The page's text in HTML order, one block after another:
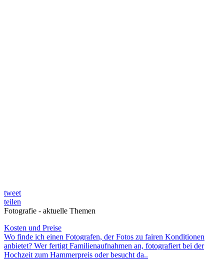
tweet
teilen
Fotografie - aktuelle Themen
Kosten und Preise
Wo finde ich einen Fotografen, der Fotos zu fairen Konditionen
anbietet? Wer fertigt Familienaufnahmen an, fotografiert bei der
Hochzeit zum Hammerpreis oder besucht da..